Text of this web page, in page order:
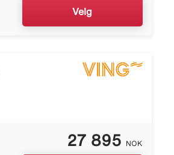
Velg
27 895 NOK